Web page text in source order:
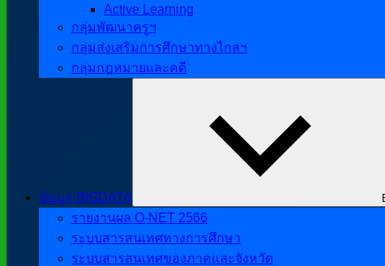
Active Learning
กลุ่มพัฒนาครูฯ
กลุ่มส่งเสริมการศึกษาทางไกลฯ
กลุ่มกฎหมายและคดี
ข้อมูล BIGDATA
รายงานผล O-NET 2566
ระบบสารสนเทศทางการศึกษา
ระบบสารสนเทศของภาคและจังหวัด